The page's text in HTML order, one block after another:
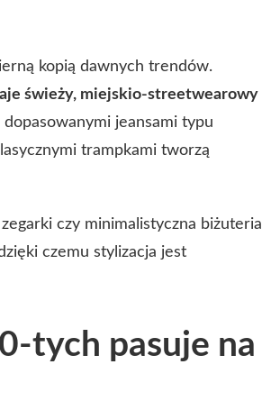
kopią dawnych trendów.
świeży, miejskio-streetwearowy
dopasowanymi jeansami typu
trampkami tworzą
czy minimalistyczna biżuteria
czemu stylizacja jest
tych pasuje na